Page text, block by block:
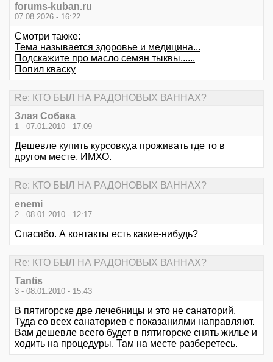
forums-kuban.ru
07.08.2026 - 16:22
Смотри также:
Тема называется здоровье и медицина...
Подскажите про масло семян тыквы......
Попил кваску
Re: КТО БЫЛ НА РАДОНОВЫХ ВАННАХ?
Злая Собака
1 - 07.01.2010 - 17:09
Дешевле купить курсовку,а проживать где то в
другом месте. ИМХО.
Re: КТО БЫЛ НА РАДОНОВЫХ ВАННАХ?
enemi
2 - 08.01.2010 - 12:17
Спасибо. А контакты есть какие-нибудь?
Re: КТО БЫЛ НА РАДОНОВЫХ ВАННАХ?
Tantis
3 - 08.01.2010 - 15:43
В пятигорске две лечебницы и это не санаторий.
Туда со всех санаториев с показаниями направляют.
Вам дешевле всего будет в пятигорске снять жилье и
ходить на процедуры. Там на месте разберетесь.